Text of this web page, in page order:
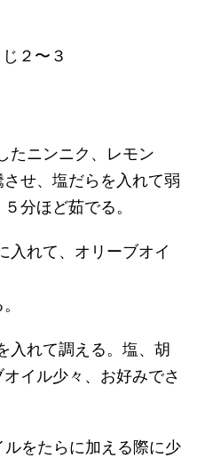
２〜３
ニンニク、レモン
せ、塩だらを入れて弱
分ほど茹でる。
れて、オリーブオイ
れて調える。塩、胡
イル少々、お好みでさ
をたらに加える際に少